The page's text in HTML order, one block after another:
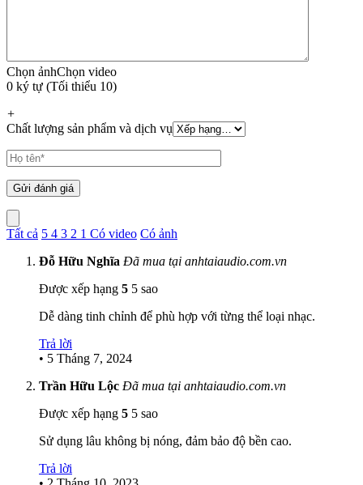
Chọn ảnhChọn video
0 ký tự (Tối thiểu 10)
+
Chất lượng sản phẩm và dịch vụ
Tất cả 5 4 3 2 1 Có video Có ảnh
Đỗ Hữu Nghĩa Đã mua tại anhtaiaudio.com.vn
Được xếp hạng 5 5 sao
Dễ dàng tinh chỉnh để phù hợp với từng thể loại nhạc.
Trả lời
• 5 Tháng 7, 2024
Trần Hữu Lộc Đã mua tại anhtaiaudio.com.vn
Được xếp hạng 5 5 sao
Sử dụng lâu không bị nóng, đảm bảo độ bền cao.
Trả lời